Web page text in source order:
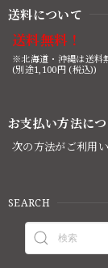
送料について
送料無料！
※北海道・沖縄は送料
(別途1,100円 (税込))
お支払い方法に
次の方法がご利用い
SEARCH